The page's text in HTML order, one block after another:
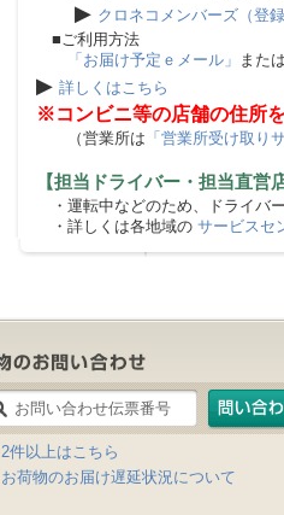
▶ クロネコメンバーズ（登録
■ご利用方法
「お届け予定ｅメール」 または
▶ 詳しくはこちら
※コンビニ等の店舗の住所
（営業所は 「営業所受け取り
【担当ドライバー・担当直営
・運転中などのため、ドライバ
・詳しくは各地域の サービスセ
2件以上はこちら
お荷物のお届け遅延状況について